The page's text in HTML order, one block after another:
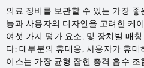
의료 장비를 보관할 수 있는 가장
능과 사용자의 디자인을 고려한 케
여섯 가지 평가 요소, 및 장치별 매
다: 대부분의 휴대용, 사용자가 휴대
이스는 가장 균형 잡힌 충격 흡수 조